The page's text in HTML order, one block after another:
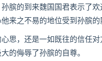
膑的到来魏国国君表示了
来之不易的地位受到孙膑的
，还是一如既往的信任对
的侮辱了孙膑的自尊。